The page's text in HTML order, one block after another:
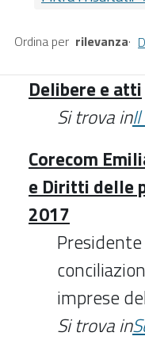
Ordina per rilevanza·
Delibere e atti
Si trova in
Corecom
e Diritti delle
2017
imprese
Si trova in